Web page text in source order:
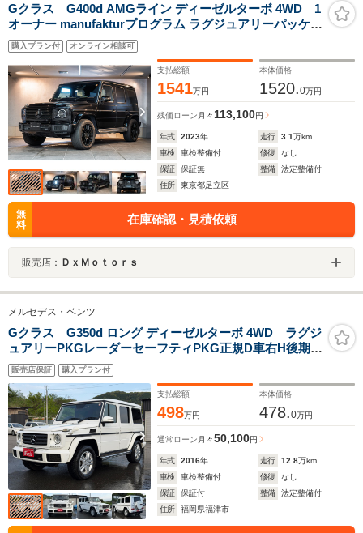
Gクラス G400d AMGライン ディーゼルターボ 4WD 1
オーナー manufakturプログラム ラグジュアリーパッケー
ジ ガラスサンルーフ Brumesterサウンドホワイトナッパ
レザー 20インチAMGブラックホイール ベンチレーショ
ンシート&シートヒーター
購入プラン付 オンライン相談可
支払総額
1541万円
本体価格
1520.0万円
残価ローン 月々 113,100円
年式 2023年 走行 3.1万km
車検
車検整備付 修復
なし
保証
保証無 整備
法定整備付
住所
東京都足立区
無
料
在庫確認・見積依頼
販売店： ＤｘＭｏｔｏｒｓ
メルセデス・ベンツ
Gクラス G350d ロング ディーゼルターボ 4WD ラグジ
ュアリーPKGレーダーセーフティPKG正規D車右H後期モ
デル黒本革電動シート純正サンルーフ純正HDDナビTVバ
ックモニターPセンサー背面タイヤハーマンカードン音響
販売店保証 購入プラン付
支払総額
498万円
本体価格
478.0万円
通常ローン 月々50,100円
年式 2016年 走行 12.8万km
車検
車検整備付 修復
なし
保証
保証付 整備
法定整備付
住所
福岡県福津市